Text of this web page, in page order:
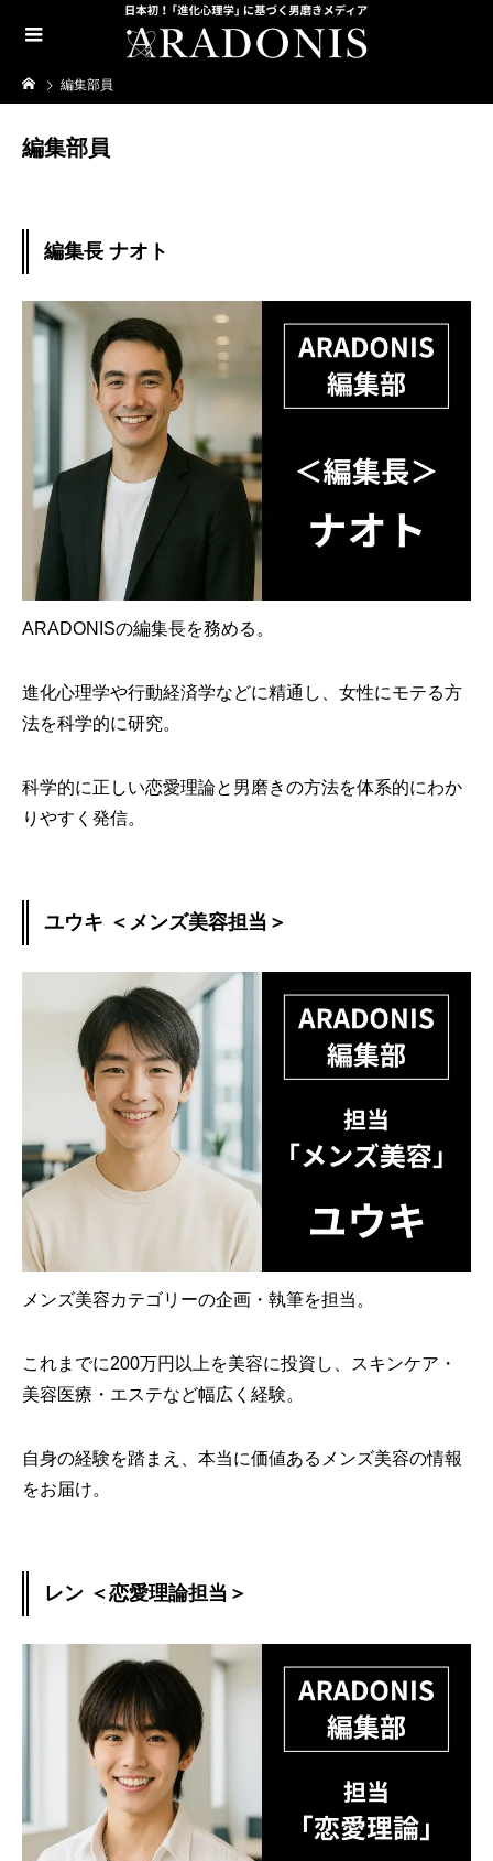
編集部員
編集部員
編集長 ナオト
ARADONISの編集長を務める。
進化心理学や行動経済学などに精通し、女性にモテる方
法を科学的に研究。
科学的に正しい恋愛理論と男磨きの方法を体系的にわか
りやすく発信。
ユウキ ＜メンズ美容担当＞
メンズ美容カテゴリーの企画・執筆を担当。
これまでに200万円以上を美容に投資し、スキンケア・
美容医療・エステなど幅広く経験。
自身の経験を踏まえ、本当に価値あるメンズ美容の情報
をお届け。
レン ＜恋愛理論担当＞